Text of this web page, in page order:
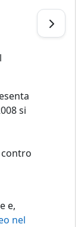
si
e,
nel